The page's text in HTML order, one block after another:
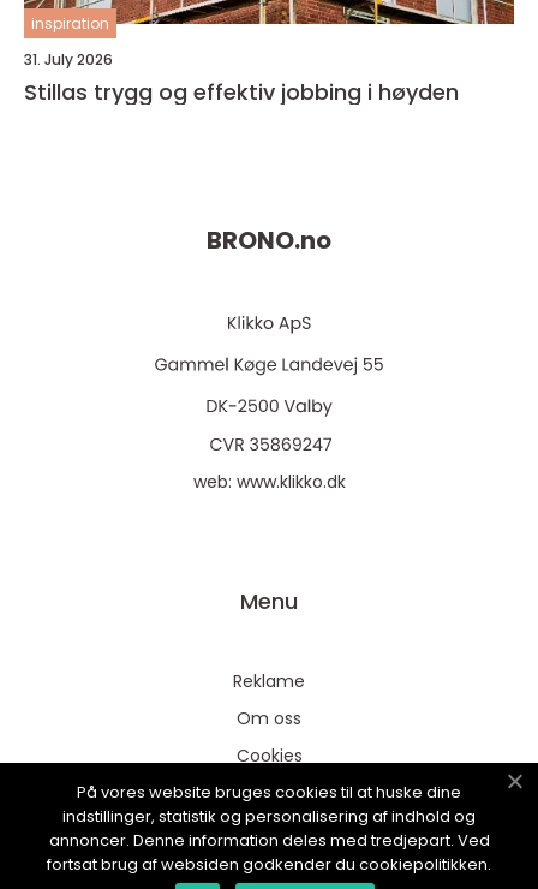
inspiration
31. July 2026
Stillas trygg og effektiv jobbing i høyden
BRONO.no
web: www.klikko.dk
Menu
Reklame
Om oss
Cookies
Kontakt Oss
Sitemap
På vores website bruges cookies til at huske dine
indstillinger, statistik og personalisering af indhold og
annoncer. Denne information deles med tredjepart. Ved
fortsat brug af websiden godkender du cookiepolitikken.